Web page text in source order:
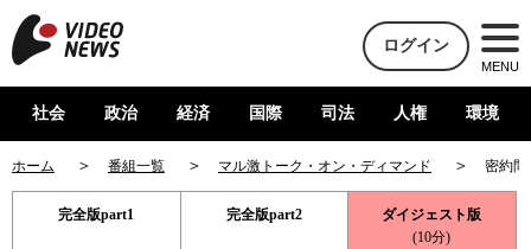
ログイン
MENU
社会 政治 経済 国際 司法 人権 環境
ホーム 番組一覧 マル激トーク・オン・ディマンド 密約問
完全版part1 完全版part2
ダイジェスト版
(10分)